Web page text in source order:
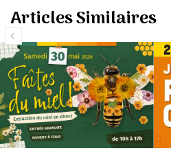
Articles Similaires